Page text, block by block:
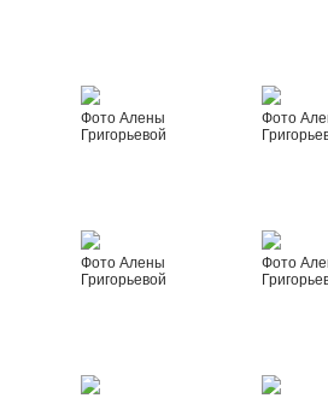
Фото Алены
Григорьевой
Фото
Фото Алены
Григорьевой
Фото